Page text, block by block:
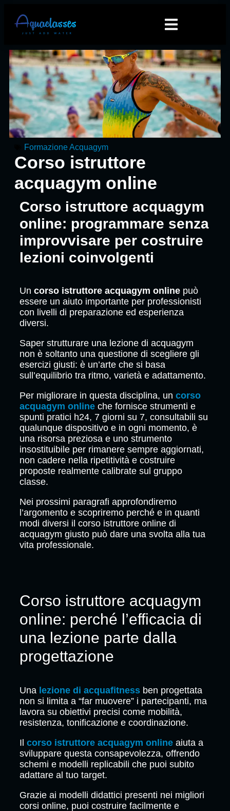
Formazione Acquagym
Corso istruttore
acquagym online
Corso istruttore acquagym
online: programmare senza
improvvisare per costruire
lezioni coinvolgenti
Un corso istruttore acquagym online può
essere un aiuto importante per professionisti
con livelli di preparazione ed esperienza
diversi.
Saper strutturare una lezione di acquagym
non è soltanto una questione di scegliere gli
esercizi giusti: è un’arte che si basa
sull’equilibrio tra ritmo, varietà e adattamento.
Per migliorare in questa disciplina, un corso
acquagym online che fornisce strumenti e
spunti pratici h24, 7 giorni su 7, consultabili su
qualunque dispositivo e in ogni momento, è
una risorsa preziosa e uno strumento
insostituibile per rimanere sempre aggiornati,
non cadere nella ripetitività e costruire
proposte realmente calibrate sul gruppo
classe.
Nei prossimi paragrafi approfondiremo
l’argomento e scopriremo perché e in quanti
modi diversi il corso istruttore online di
acquagym giusto può dare una svolta alla tua
vita professionale.
Corso istruttore acquagym
online: perché l’efficacia di
una lezione parte dalla
progettazione
Una lezione di acquafitness ben progettata
non si limita a “far muovere” i partecipanti, ma
lavora su obiettivi precisi come mobilità,
resistenza, tonificazione e coordinazione.
Il corso istruttore acquagym online aiuta a
sviluppare questa consapevolezza, offrendo
schemi e modelli replicabili che puoi subito
adattare al tuo target.
Grazie ai modelli didattici presenti nei migliori
corsi online, puoi costruire facilmente e